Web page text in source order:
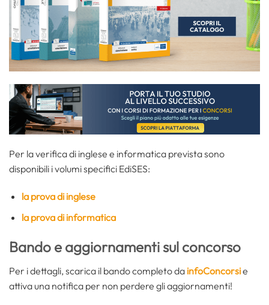
Per la verifica di inglese e informatica prevista sono
disponibili i volumi specifici EdiSES:
la prova di inglese
la prova di informatica
Bando e aggiornamenti sul concorso
Per i dettagli, scarica il bando completo da infoConcorsie
attiva una notifica per non perdere gli aggiornamenti!